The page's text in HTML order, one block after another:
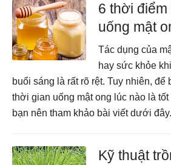
6 thời điểm
uống mật
Tác dụng của
hay sức khỏe
buổi sáng là rất rõ rệt. Tuy nhiên,
thời gian uống mật ong lúc nào là
bạn nên tham khảo bài viết dưới đây.
Kỹ thuật